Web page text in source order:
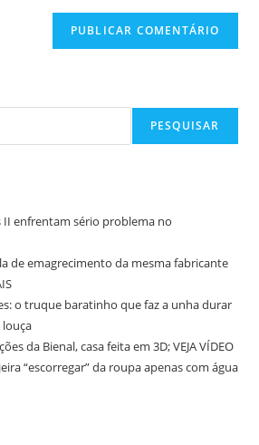
PESQUISAR
enfrentam sério problema no
de emagrecimento da mesma fabricante
o truque baratinho que faz a unha durar
louça
da Bienal, casa feita em 3D; VEJA VÍDEO
“escorregar” da roupa apenas com água